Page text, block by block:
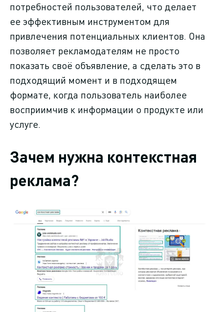
потребностей пользователей, что делает
ее эффективным инструментом для
привлечения потенциальных клиентов. Она
позволяет рекламодателям не просто
показать своё объявление, а сделать это в
подходящий момент и в подходящем
формате, когда пользователь наиболее
восприимчив к информации о продукте или
услуге.
Зачем нужна контекстная
реклама?